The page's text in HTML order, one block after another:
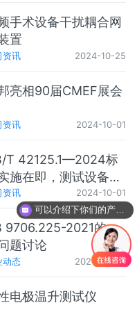
手术设备干扰耦合网
置
资讯 2024-10-25
资讯 2024-10-01
T 42125.1—2024标
施在即，测试设备清
行一步
资讯 2024-10-01
9706.225-2021的一
题讨论
动态 2024-08-10
电极温升测试仪
可以介绍下你们的产品么
你们是怎么收费的呢